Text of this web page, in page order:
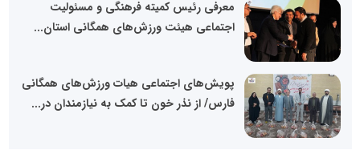
معرفی رئیس کمیته فرهنگی و مسئولیت
اجتماعی هیئت ورزش‌های همگانی استان...
پویش‌های اجتماعی هیات ورزش‌های همگانی
فارس/ از نذر خون تا کمک به نیازمندان در...